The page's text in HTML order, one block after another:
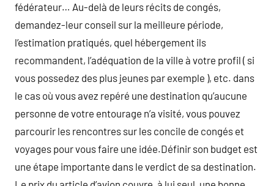
fédérateur… Au-delà de leurs récits de congés,
demandez-leur conseil sur la meilleure période,
l’estimation pratiqués, quel hébergement ils
recommandent, l’adéquation de la ville à votre profil ( si
vous possedez des plus jeunes par exemple ), etc. dans
le cas où vous avez repéré une destination qu’aucune
personne de votre entourage n’a visité, vous pouvez
parcourir les rencontres sur les concile de congés et
voyages pour vous faire une idée.Définir son budget est
une étape importante dans le verdict de sa destination.